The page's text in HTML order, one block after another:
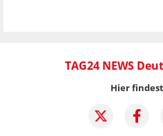
TAG24 NEWS
Hier